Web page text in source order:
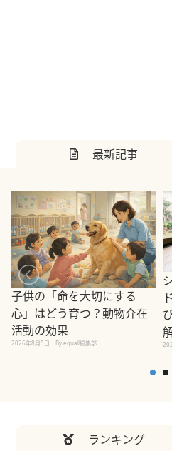
最新記事
子供の「命を大切にする
心」はどう育つ？動物介在
活動の効果
2026年8月5日 By equall編集部
ランキング